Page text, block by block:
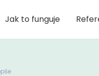
Jak to funguje